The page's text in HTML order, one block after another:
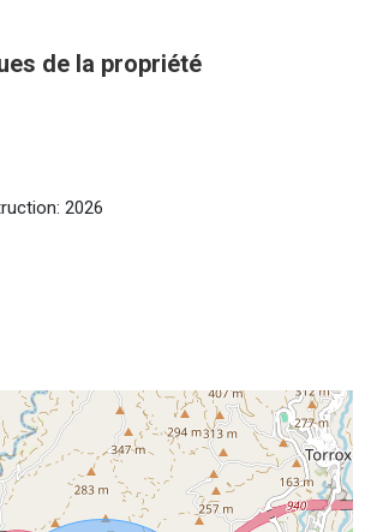
de la propriété
2026